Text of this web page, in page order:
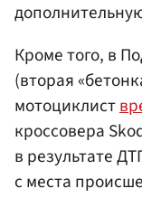
Кроме того, в
(вторая
мотоциклист
кроссовера
в результате
с места